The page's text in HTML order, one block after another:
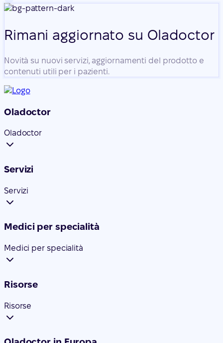
Rimani aggiornato su Oladoctor
Novità su nuovi servizi, aggiornamenti del prodotto e
contenuti utili per i pazienti.
Oladoctor
Oladoctor
Servizi
Servizi
Medici per specialità
Medici per specialità
Risorse
Risorse